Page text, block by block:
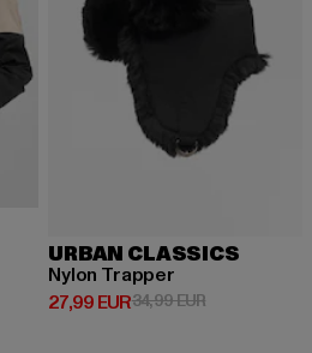
44,99 EUR
URBAN CLASSICS
Nylon Trapper
27,99 EUR
Ajankohtainen hinta: 27,99 EUR
34,99 EUR